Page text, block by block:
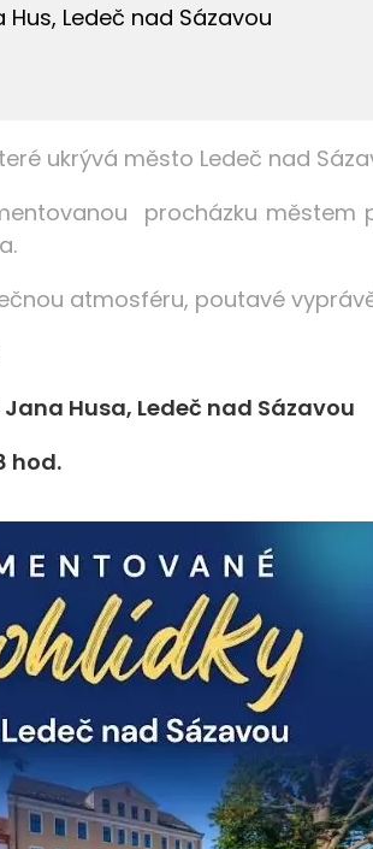
Ledeč nad Sázavou
ukrývá město Ledeč nad
procházku městem
atmosféru, poutavé
Husa, Ledeč nad Sázavou
hod.